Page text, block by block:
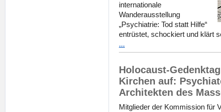
internationale
Wanderausstellung
„Psychiatrie: Tod statt Hilfe“
entrüstet, schockiert und klärt
...
Holocaust-
Kirchen auf:
Architekten des
Mitglieder der Kommission für